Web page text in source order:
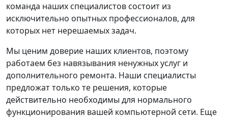
команда наших специалистов состоит из
исключительно опытных профессионалов, для
которых нет нерешаемых задач.
Мы ценим доверие наших клиентов, поэтому
работаем без навязывания ненужных услуг и
дополнительного ремонта. Наши специалисты
предложат только те решения, которые
действительно необходимы для нормального
функционирования вашей компьютерной сети. Еще